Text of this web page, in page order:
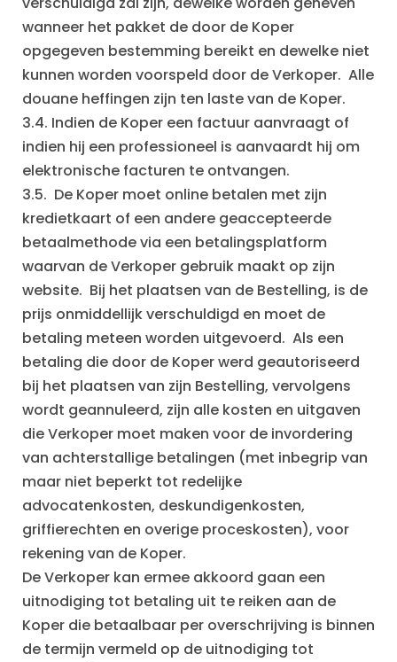
wanneer het pakket de door de Koper
opgegeven bestemming bereikt en dewelke niet
kunnen worden voorspeld door de Verkoper. Alle
douane heffingen zijn ten laste van de Koper.
3.4. Indien de Koper een factuur aanvraagt of
indien hij een professioneel is aanvaardt hij om
elektronische facturen te ontvangen.
3.5. De Koper moet online betalen met zijn
kredietkaart of een andere geaccepteerde
betaalmethode via een betalingsplatform
waarvan de Verkoper gebruik maakt op zijn
website. Bij het plaatsen van de Bestelling, is de
prijs onmiddellijk verschuldigd en moet de
betaling meteen worden uitgevoerd. Als een
betaling die door de Koper werd geautoriseerd
bij het plaatsen van zijn Bestelling, vervolgens
wordt geannuleerd, zijn alle kosten en uitgaven
die Verkoper moet maken voor de invordering
van achterstallige betalingen (met inbegrip van
maar niet beperkt tot redelijke
advocatenkosten, deskundigenkosten,
griffierechten en overige proceskosten), voor
rekening van de Koper.
De Verkoper kan ermee akkoord gaan een
uitnodiging tot betaling uit te reiken aan de
Koper die betaalbaar per overschrijving is binnen
de termijn vermeld op de uitnodiging tot